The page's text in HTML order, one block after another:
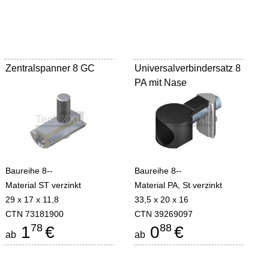
Zentralspanner 8 GC
Baureihe 8--
Material ST verzinkt
29 x 17 x 11,8
CTN 73181900
ab 178 €
Universalverbindersatz 8
PA mit Nase
Baureihe 8--
Material PA, St verzinkt
33,5 x 20 x 16
CTN 39269097
ab 088 €